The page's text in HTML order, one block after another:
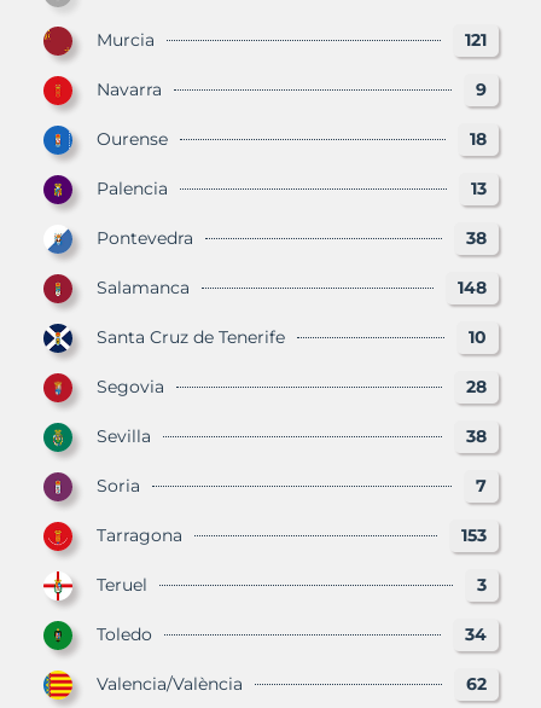
Murcia 121
Navarra 9
Ourense 18
Palencia 13
Pontevedra 38
Salamanca 148
Santa Cruz de Tenerife 10
Segovia 28
Sevilla 38
Soria 7
Tarragona 153
Teruel 3
Toledo 34
Valencia/València 62